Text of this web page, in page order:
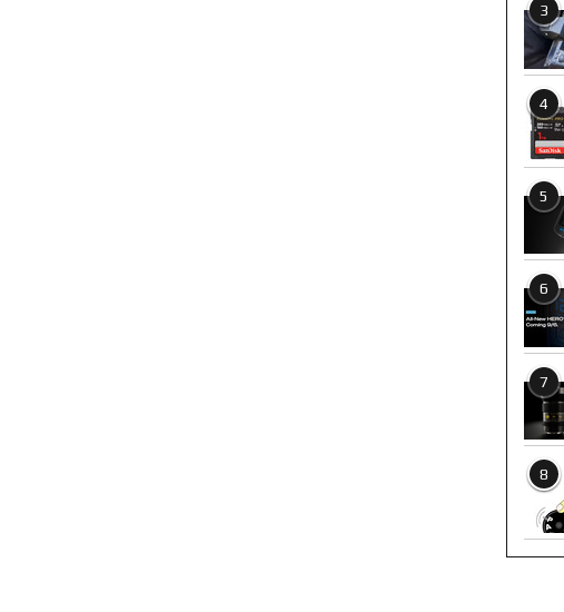
3
4
5
6
7
8